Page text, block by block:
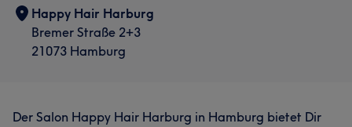
Happy Hair Harburg
Bremer Straße 2+3
21073 Hamburg
Der Salon Happy Hair Harburg in Hamburg bietet Dir